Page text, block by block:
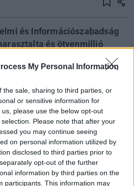
My Personal Information
the sale, sharing to third parties, or
or sensitive information for
please use the below opt-out
Please note that after your
you may continue seeing
on personal information utilized by
disclosed to third parties prior to
opt-out of the further
information by third parties on the
participants. This information may
és Információszabadság
és ötvenmillió
Zrt.-t, mert három cikkben
egy interaktív térképen
kerültek a Tisza Párt
felidézte, hogy 2025. november 7-
egy olyan honlap címét hozta
interaktív térkép segítségével
Párthoz köthető érintettek adatai